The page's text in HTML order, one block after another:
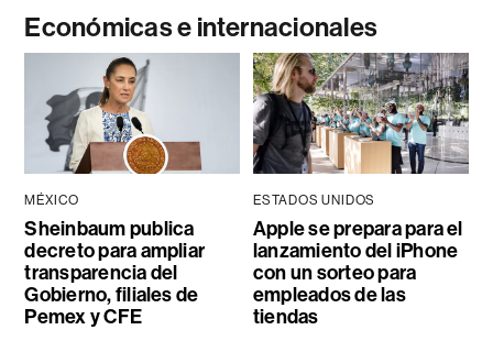
Económicas e internacionales
MÉXICO
Sheinbaum publica
decreto para ampliar
transparencia del
Gobierno, filiales de
Pemex y CFE
ESTADOS UNIDOS
Apple se prepara para el
lanzamiento del iPhone
con un sorteo para
empleados de las
tiendas